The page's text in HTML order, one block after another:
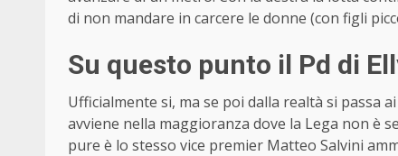
di non mandare in carcere le donne (con figli
Su questo punto il Pd di
Ufficialmente si, ma se poi dalla realtà si passa
avviene nella maggioranza dove la Lega non è
pure è lo stesso vice premier Matteo Salvini